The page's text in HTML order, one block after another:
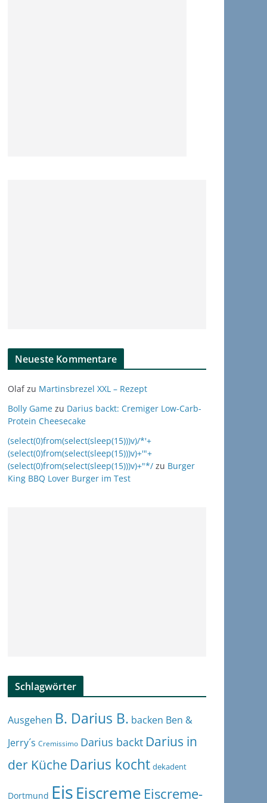
Neueste Kommentare
Olafzu Martinsbrezel XXL – Rezept
Bolly Game zu Darius backt: Cremiger Low-Carb-
Protein Cheesecake
(select(0)from(select(sleep(15)))v)/*'+
(select(0)from(select(sleep(15)))v)+'"+
(select(0)from(select(sleep(15)))v)+"*/ zu Burger
King BBQ Lover Burger im Test
Schlagwörter
Ausgehen B. Darius B. backen Ben &
Jerry´s Cremissimo Darius backt Darius in
der Küche Darius kocht dekadent
Dortmund EisEiscreme Eiscreme-